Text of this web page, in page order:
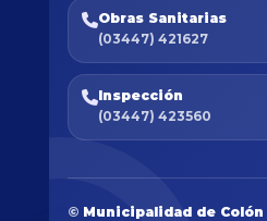
Obras Sanitarias
(03447) 421627
Inspección
(03447) 423560
© Municipalidad de Colón